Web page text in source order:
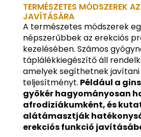
TERMÉSZETES MÓDSZEREK
JAVÍTÁSÁRA
A természetes módszerek
népszerűbbek az erekciós
kezelésében. Számos
táplálékkiegészítő áll
amelyek segíthetnek javítani
teljesítményt. Például a
gyökér hagyományosan
afrodiziákumként, és
alátámasztják
erekciós funkció